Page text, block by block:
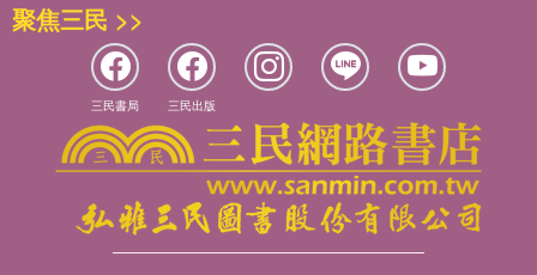
聚焦三民 >>
三民書局 三民出版